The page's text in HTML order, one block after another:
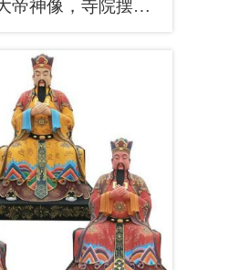
提供三官大帝神像，寺院摆放，寺庙三官大帝神像厂家